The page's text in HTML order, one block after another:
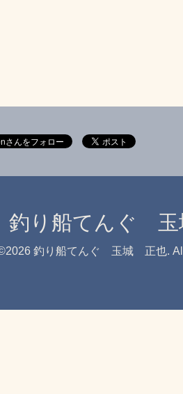
釣り船てんぐ
釣り船てんぐ 玉城 正也.